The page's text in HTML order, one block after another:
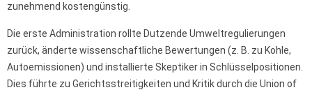
zunehmend kostengünstig.
Die erste Administration rollte Dutzende Umweltregulierungen
zurück, änderte wissenschaftliche Bewertungen (z. B. zu Kohle,
Autoemissionen) und installierte Skeptiker in Schlüsselpositionen.
Dies führte zu Gerichtsstreitigkeiten und Kritik durch die Union of